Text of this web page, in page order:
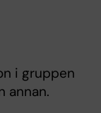
i gruppen
annan.